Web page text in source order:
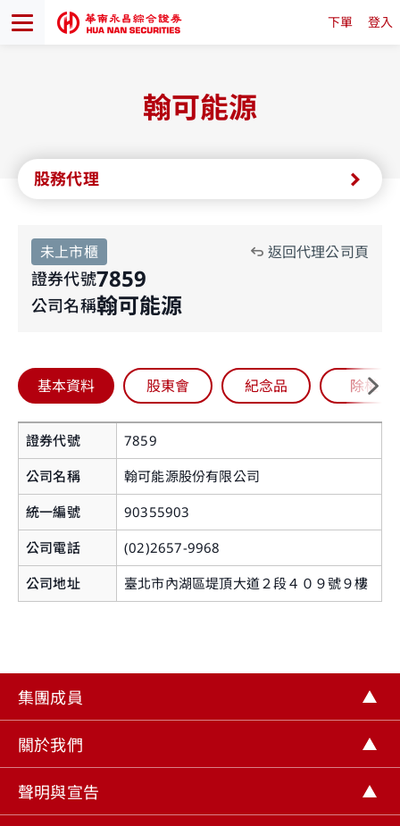
下單 登入
翰可能源
股務代理
未上市櫃
證券代號7859
公司名稱翰可能源
返回代理公司頁
基本資料 股東會 紀念品 除權
證券代號
7859
公司名稱
翰可能源股份有限公司
統一編號
90355903
公司電話
(02)2657-9968
公司地址
臺北市內湖區堤頂大道２段４０９號９樓
集團成員
關於我們
聲明與宣告
您即將離開華南永昌證券官網
之個人資料皆不適用本公司隱私權聲明之涵蓋範
圍。